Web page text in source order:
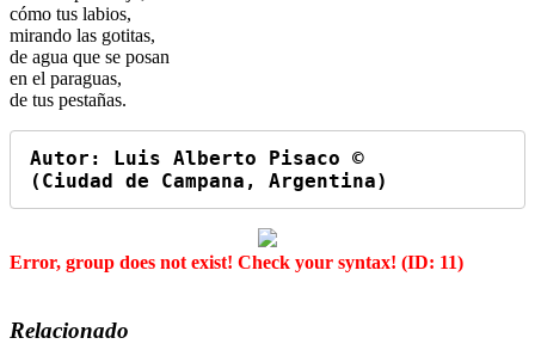
cómo tus labios,
mirando las gotitas,
de agua que se posan
en el paraguas,
de tus pestañas.
Autor: Luis Alberto Pisaco ©
(Ciudad de Campana, Argentina)
Error, group does not exist! Check your syntax! (ID: 11)
Relacionado